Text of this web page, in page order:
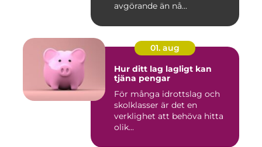
avgörande än nå...
01. aug
Hur ditt lag lagligt kan
tjäna pengar
För många idrottslag och
skolklasser är det en
verklighet att behöva hitta
olik...